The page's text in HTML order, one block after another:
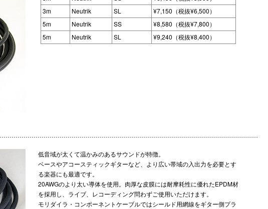
3m
Neutrik SL
¥7,150（税抜¥6,500）
5m
Neutrik SS
¥8,580（税抜¥7,800）
5m
Neutrik SL ¥9,240（税抜¥8,400）
低音域が太くて温かみのあるサウンドが特徴。
ベースやアコースティックギターなど、より広い帯域の入出力を必要とす
る楽器にも最適です。
20AWGのより太い導体を使用。肉厚な皮膜には耐摩耗性に優れたEPDM材
を採用し、ライブ、レコーディング問わずご使用いただけます。
モリダイラ・コンポーネントケーブルではシールド用網線をギター側プラ